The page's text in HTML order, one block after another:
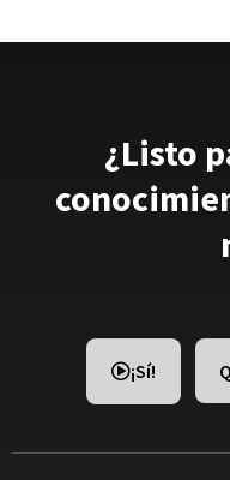
¿Listo
¡Sí!